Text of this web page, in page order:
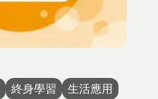
終身學習
生活應用